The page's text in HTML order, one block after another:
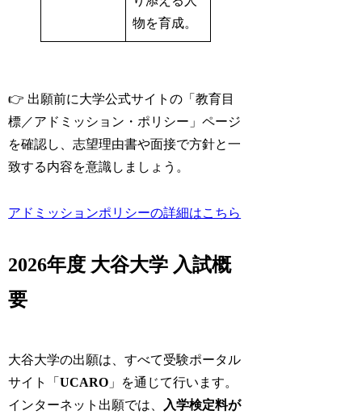
物を育成。
👉 出願前に大学公式サイトの「教育目
標／アドミッション・ポリシー」ページ
を確認し、志望理由書や面接で方針と一
致する内容を意識しましょう。
アドミッションポリシーの詳細はこちら
2026年度 大谷大学 入試概
要
大谷大学の出願は、すべて受験ポータル
サイト「UCARO 」を通じて行います。
インターネット出願では、
入学検定料が